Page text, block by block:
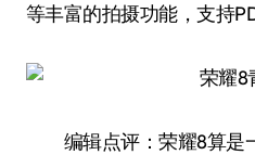
等丰富的拍摄功能，支持
编辑点评：荣耀8算是